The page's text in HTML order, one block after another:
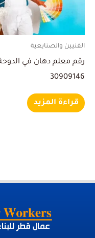
الفنيين والصنايعية
رقم معلم دهان في
30909146
قراءة المزيد